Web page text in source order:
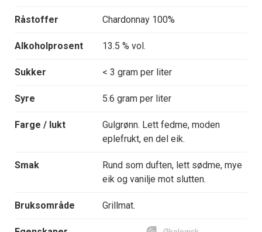
Råstoffer Chardonnay 100%
Alkoholprosent 13.5 % vol.
Sukker < 3 gram per liter
Syre 5.6 gram per liter
Farge / lukt
Gulgrønn. Lett fedme, moden
eplefrukt, en del eik.
Smak
Rund som duften, lett sødme, mye
eik og vanilje mot slutten.
Bruksområde Grillmat.